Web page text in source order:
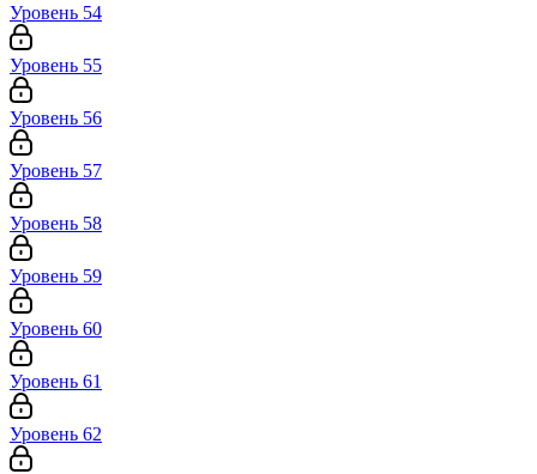
Уровень 54
Уровень 55
Уровень 56
Уровень 57
Уровень 58
Уровень 59
Уровень 60
Уровень 61
Уровень 62